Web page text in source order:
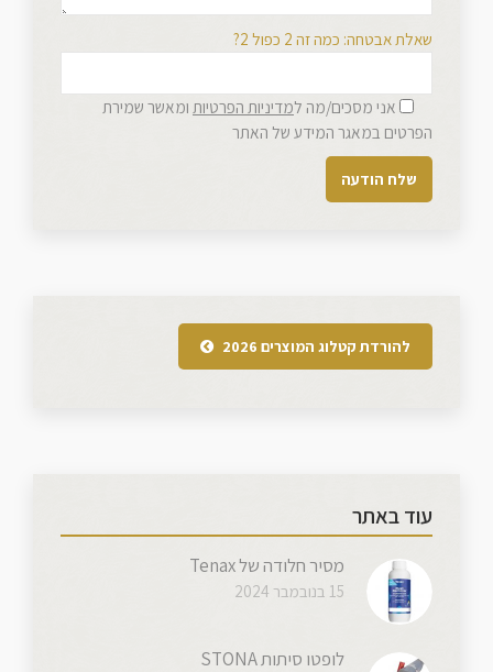
שאלת אבטחה: כמה זה 2 כפול 2?
אני מסכים/מה למדיניות הפרטיות ומאשר שמירת
הפרטים במאגר המידע של האתר
להורדת קטלוג המוצרים 2026
עוד באתר
מסיר חלודה של Tenax
15 בנובמבר 2024
לופטו סיתות STONA